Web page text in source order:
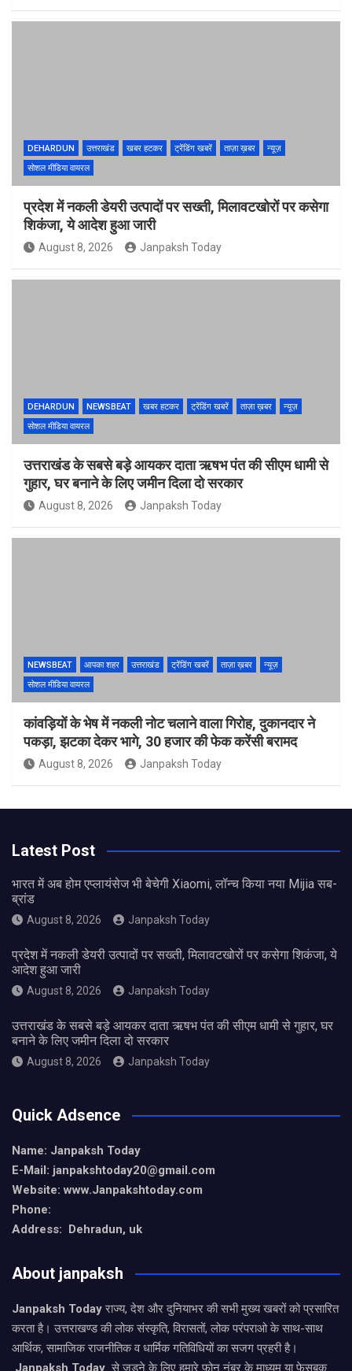
DEHARDUN उत्तराखंड खबर हटकर ट्रेंडिंग खबरें ताज़ा ख़बर
न्यूज़
सोशल मीडिया वायरल
प्रदेश में नकली डेयरी उत्पादों पर सख्ती, मिलावटखोरों पर कसेगा
शिकंजा, ये आदेश हुआ जारी
August 8, 2026 Janpaksh Today
DEHARDUN NEWSBEAT खबर हटकर ट्रेंडिंग खबरें ताज़ा ख़बर
न्यूज़
सोशल मीडिया वायरल
उत्तराखंड के सबसे बड़े आयकर दाता ऋषभ पंत की सीएम धामी से
गुहार, घर बनाने के लिए जमीन दिला दो सरकार
August 8, 2026 Janpaksh Today
NEWSBEAT आपका शहर उत्तराखंड ट्रेंडिंग खबरें ताज़ा ख़बर
न्यूज़
सोशल मीडिया वायरल
कांवड़ियों के भेष में नकली नोट चलाने वाला गिरोह, दुकानदार ने
पकड़ा, झटका देकर भागे, 30 हजार की फेक करेंसी बरामद
August 8, 2026 Janpaksh Today
Latest Post
भारत में अब होम एप्लायंसेज भी बेचेगी Xiaomi, लॉन्च किया नया Mijia सब-
ब्रांड
August 8, 2026 Janpaksh Today
प्रदेश में नकली डेयरी उत्पादों पर सख्ती, मिलावटखोरों पर कसेगा शिकंजा, ये
आदेश हुआ जारी
August 8, 2026 Janpaksh Today
उत्तराखंड के सबसे बड़े आयकर दाता ऋषभ पंत की सीएम धामी से गुहार, घर
बनाने के लिए जमीन दिला दो सरकार
August 8, 2026 Janpaksh Today
Quick Adsence
Name: Janpaksh Today
E-Mail: janpakshtoday20@gmail.com
Website: www.Janpakshtoday.com
Phone:
Address: Dehradun, uk
About janpaksh
Janpaksh Todayराज्य, देश और दुनियाभर की सभी मुख्य खबरों को प्रसारित
करता है। उत्तराखण्ड की लोक संस्कृति, विरासतों, लोक परंपराओ के साथ-साथ
आर्थिक, सामाजिक राजनीतिक व धार्मिक गतिविधियों का सजग प्रहरी है।
Janpaksh Today से जुड़ने के लिए हमारे फोन नंबर के माध्यम या फेसबुक